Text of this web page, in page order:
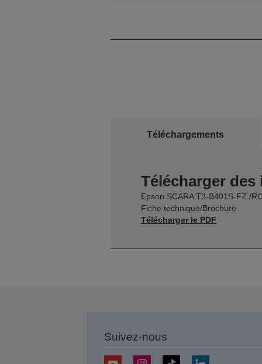
Téléchargements
Télécharger
Epson SCARA T3-B401S-FZ /
Fiche technique/Brochure
Télécharger le PDF
Suivez-nous